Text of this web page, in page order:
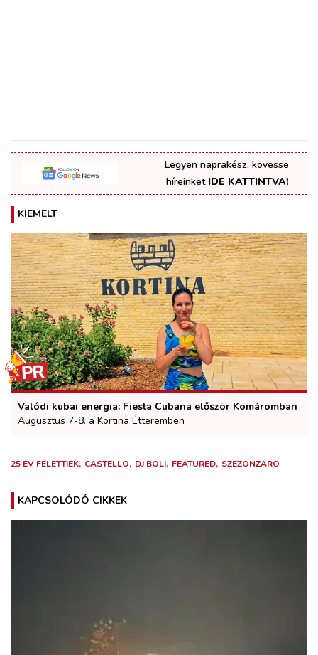
Legyen naprakész, kövesse
híreinket IDE KATTINTVA!
KIEMELT
Valódi kubai energia: Fiesta Cubana először Komáromban
Augusztus 7-8. a Kortina Étteremben
25 EV FELETTIEK CASTELLO DJ BOLI FEATURED SZEZONZARO
KAPCSOLÓDÓ CIKKEK